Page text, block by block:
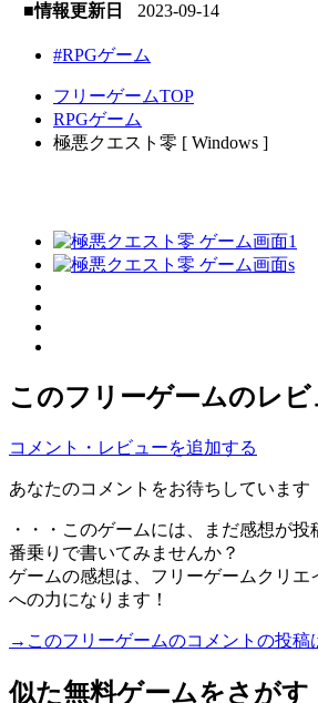
■情報更新日 2023-09-14
#RPGゲーム
フリーゲームTOP
RPGゲーム
極悪クエスト零 [ Windows ]
このフリーゲームのレビ
コメント・レビューを追加する
あなたのコメントをお待ちしています
・・・このゲームには、まだ感想が
番乗りで書いてみませんか？
ゲームの感想は、フリーゲームクリエ
への力になります！
→このフリーゲームのコメントの投稿
似た無料ゲームをさがす